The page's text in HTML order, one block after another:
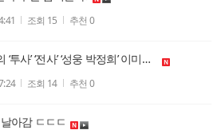
조회 15 추천 0
보수진영에서 조갑제 기자의 ‘투사’ ‘전사’ ‘성웅 박정희’ 이미지에 갇힌 분들은, 민주당의 ‘폐차 주택공급’보다 도덕적 우위의 사고가 불가능하다고 봐야 맞지 않을까요?
조회 14 추천 0
아감 ㄷㄷㄷ